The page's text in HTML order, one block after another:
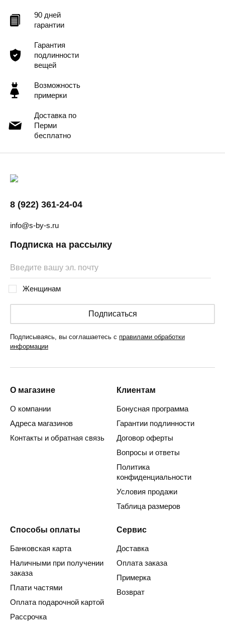
90 дней
гарантии
Гарантия
подлинности
вещей
Возможность
примерки
Доставка по
Перми
бесплатно
8 (922) 361-24-04
info@s-by-s.ru
Подписка на рассылку
Женщинам
Подписаться
Подписываясь, вы соглашаетесь с правилами обработки
информации
О магазине
О компании
Адреса магазинов
Контакты и обратная связь
Клиентам
Бонусная программа
Гарантии подлинности
Договор оферты
Вопросы и ответы
Политика
конфиденциальности
Условия продажи
Таблица размеров
Способы оплаты
Банковская карта
Наличными при получении
заказа
Плати частями
Оплата подарочной картой
Рассрочка
Сервис
Доставка
Оплата заказа
Примерка
Возврат